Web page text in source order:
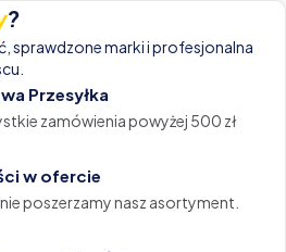
?
sprawdzone marki i profesjonalna
Przesyłka
zamówienia powyżej 500 zł
w ofercie
poszerzamy nasz asortyment.